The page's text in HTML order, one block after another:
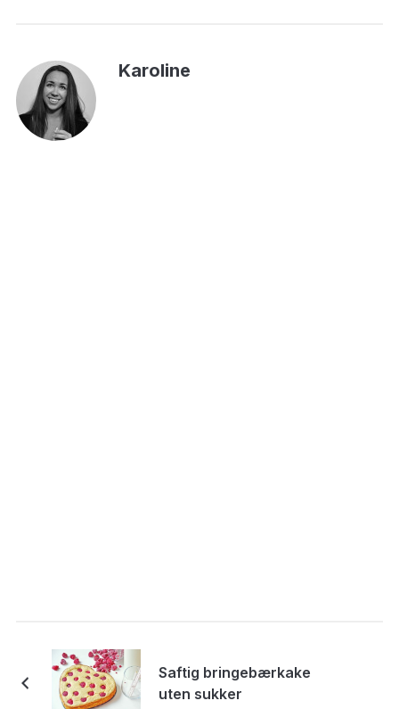
Karoline
Saftig bringebærkake
uten sukker